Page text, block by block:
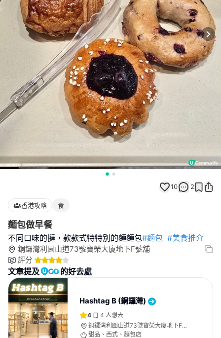
10 2
香港攻略 食
麵包做早餐
不同口味的撻，款款式特特別的麵麵包#麵包 #美食推介
銅鑼灣利園山道73號寶榮大廈地下F號舖
評分
文章提及 的好去處
Hashtag B (銅鑼灣)
4 4 人想去
銅鑼灣利園山道73號寶榮大廈地下F號
舖
甜品、西式、麵包店